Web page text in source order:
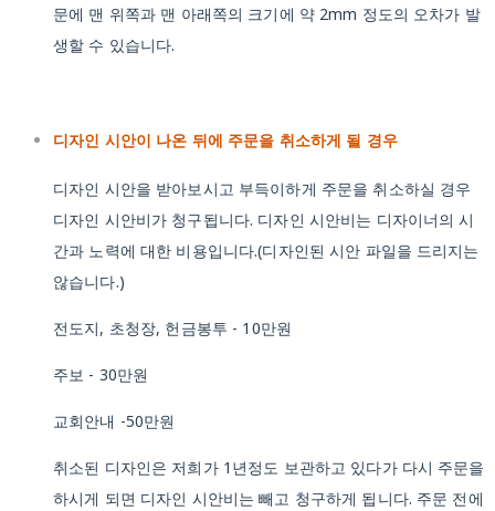
문에 맨 위쪽과 맨 아래쪽의 크기에 약 2mm 정도의 오차가 발
생할 수 있습니다.
디자인 시안이 나온 뒤에 주문을 취소하게 될 경우
디자인 시안을 받아보시고 부득이하게 주문을 취소하실 경우
디자인 시안비가 청구됩니다. 디자인 시안비는 디자이너의 시
간과 노력에 대한 비용입니다.(디자인된 시안 파일을 드리지는
않습니다.)
전도지, 초청장, 헌금봉투 - 10만원
주보 - 30만원
교회안내 -50만원
취소된 디자인은 저희가 1년정도 보관하고 있다가 다시 주문을
하시게 되면 디자인 시안비는 빼고 청구하게 됩니다. 주문 전에